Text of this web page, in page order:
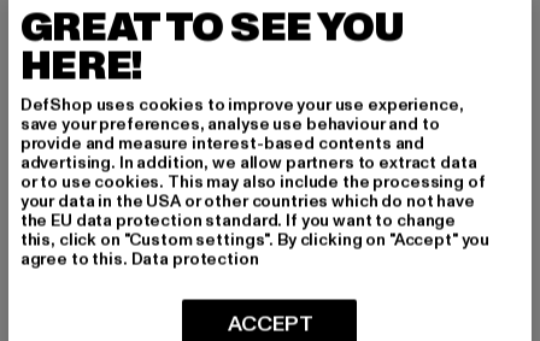
LOST YOUTH
Flowers
Derzeitiger Preis: 20,00 EURAktionspreis: 49,99 EUR
LOST YOUTH
16,80 EUR
Derzeitiger Preis: 16,80 EUR
39,99 EUR
GREAT TO SEE YOU
HERE!
DefShop uses cookies to improve your use experience,
save your preferences, analyse use behaviour and to
provide and measure interest-based contents and
advertising. In addition, we allow partners to extract data
or to use cookies. This may also include the processing of
your data in the USA or other countries which do not have
the EU data protection standard. If you want to change
this, click on "Custom settings". By clicking on "Accept" you
agree to this. Data protection
ACCEPT